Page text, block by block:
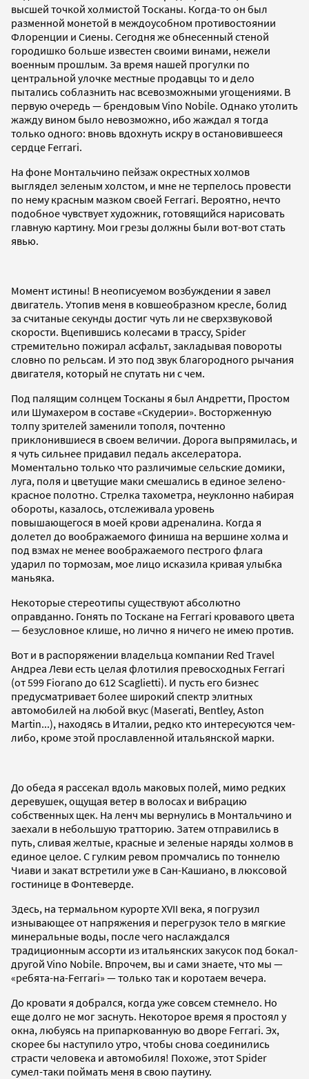
высшей точкой холмистой Тосканы. Когда-то он был
разменной монетой в междоусобном противостоянии
Флоренции и Сиены. Сегодня же обнесенный стеной
городишко больше известен своими винами, нежели
военным прошлым. За время нашей прогулки по
центральной улочке местные продавцы то и дело
пытались соблазнить нас всевозможными угощениями. В
первую очередь — брендовым Vino Nobile. Однако утолить
жажду вином было невозможно, ибо жаждал я тогда
только одного: вновь вдохнуть искру в остановившееся
сердце Ferrari.
На фоне Монтальчино пейзаж окрестных холмов
выглядел зеленым холстом, и мне не терпелось провести
по нему красным мазком своей Ferrari. Вероятно, нечто
подобное чувствует художник, готовящийся нарисовать
главную картину. Мои грезы должны были вот-вот стать
явью.
Момент истины! В неописуемом возбуждении я завел
двигатель. Утопив меня в ковшеобразном кресле, болид
за считаные секунды достиг чуть ли не сверхзвуковой
скорости. Вцепившись колесами в трассу, Spider
стремительно пожирал асфальт, закладывая повороты
словно по рельсам. И это под звук благородного рычания
двигателя, который не спутать ни с чем.
Под палящим солнцем Тосканы я был Андретти, Простом
или Шумахером в составе «Скудерии». Восторженную
толпу зрителей заменили тополя, почтенно
приклонившиеся в своем величии. Дорога выпрямилась, и
я чуть сильнее придавил педаль акселератора.
Моментально только что различимые сельские домики,
луга, поля и цветущие маки смешались в единое зелено-
красное полотно. Стрелка тахометра, неуклонно набирая
обороты, казалось, отслеживала уровень
повышающегося в моей крови адреналина. Когда я
долетел до воображаемого финиша на вершине холма и
под взмах не менее воображаемого пестрого флага
ударил по тормозам, мое лицо исказила кривая улыбка
маньяка.
Некоторые стереотипы существуют абсолютно
оправданно. Гонять по Тоскане на Ferrari кровавого цвета
— безусловное клише, но лично я ничего не имею против.
Вот и в распоряжении владельца компании Red Travel
Андреа Леви есть целая флотилия превосходных Ferrari
(от 599 Fiorano до 612 Scaglietti). И пусть его бизнес
предусматривает более широкий спектр элитных
автомобилей на любой вкус (Maserati, Bentley, Aston
Martin...), находясь в Италии, редко кто интересуются чем-
либо, кроме этой прославленной итальянской марки.
До обеда я рассекал вдоль маковых полей, мимо редких
деревушек, ощущая ветер в волосах и вибрацию
собственных щек. На ленч мы вернулись в Монтальчино и
заехали в небольшую тратторию. Затем отправились в
путь, сливая желтые, красные и зеленые наряды холмов в
единое целое. С гулким ревом промчались по тоннелю
Чиави и закат встретили уже в Сан-Кашиано, в люксовой
гостинице в Фонтеверде.
Здесь, на термальном курорте XVII века, я погрузил
изнывающее от напряжения и перегрузок тело в мягкие
минеральные воды, после чего наслаждался
традиционным ассорти из итальянских закусок под бокал-
другой Vino Nobile. Впрочем, вы и сами знаете, что мы —
«ребята-на-Ferrari» — только так и коротаем вечера.
До кровати я добрался, когда уже совсем стемнело. Но
еще долго не мог заснуть. Некоторое время я простоял у
окна, любуясь на припаркованную во дворе Ferrari. Эх,
скорее бы наступило утро, чтобы снова соединились
страсти человека и автомобиля! Похоже, этот Spider
сумел-таки поймать меня в свою паутину.